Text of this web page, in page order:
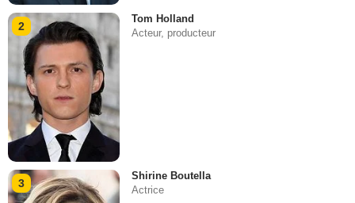
2
Tom Holland
Acteur, producteur
3
Shirine Boutella
Actrice